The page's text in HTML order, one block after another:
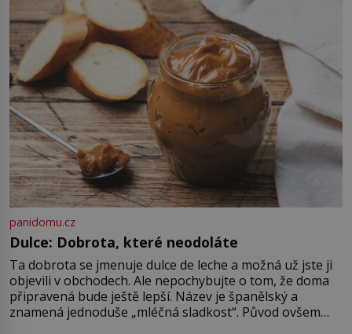
(1911–1979) či Heinrich Himmler
(1900–1945) zná každý, o koho se
historie jen otřela. Jenže […]
panidomu.cz
Dulce: Dobrota, které neodoláte
Ta dobrota se jmenuje dulce de leche a možná už jste ji
objevili v obchodech. Ale nepochybujte o tom, že doma
připravená bude ještě lepší. Název je španělský a
znamená jednoduše „mléčná sladkost“. Původ ovšem